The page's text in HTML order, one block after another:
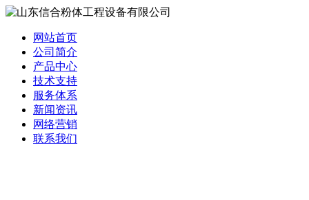
网站首页
公司简介
产品中心
技术支持
服务体系
新闻资讯
网络营销
联系我们